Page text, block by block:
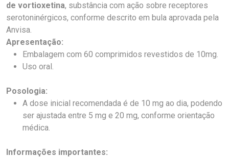
de vortioxetina, substância com ação sobre receptores
serotoninérgicos, conforme descrito em bula aprovada pela
Anvisa.
Apresentação:
Embalagem com 60 comprimidos revestidos de 10mg.
Uso oral.
Posologia:
A dose inicial recomendada é de 10 mg ao dia, podendo
ser ajustada entre 5 mg e 20 mg, conforme orientação
médica.
Informações importantes: